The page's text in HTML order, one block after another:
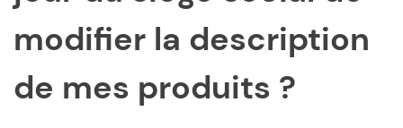
modifier la description
de mes produits ?